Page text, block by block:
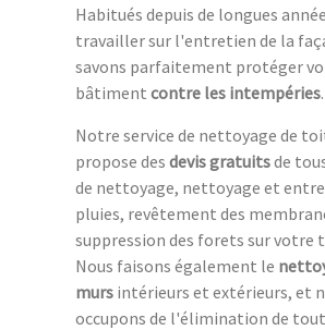
Habitués depuis de longues
travailler sur l'entretien de la
savons parfaitement protéger
bâtiment contre les intempéries.
Notre service de nettoyage de
propose des devis gratuitsde
de nettoyage, nettoyage et
pluies, revêtement des
suppression des forets sur votre
Nous faisons également le
murs intérieurs et extérieurs, et
occupons de l'élimination de